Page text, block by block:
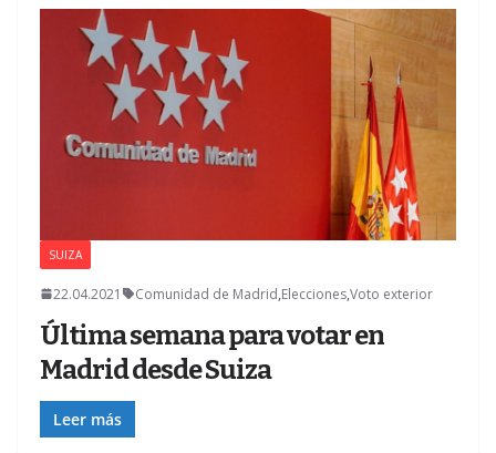
SUIZA
22.04.2021 Comunidad de Madrid,Elecciones,Voto exterior
Última semana para votar en
Madrid desde Suiza
Leer más